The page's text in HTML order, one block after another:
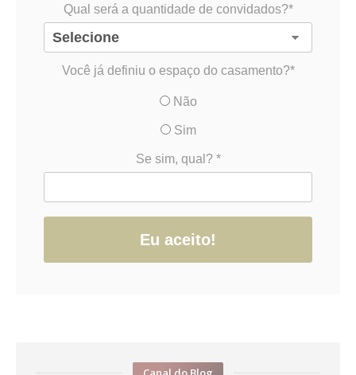
Qual será a quantidade de convidados?*
Você já definiu o espaço do casamento?*
Não
Sim
Se sim, qual? *
Eu aceito!